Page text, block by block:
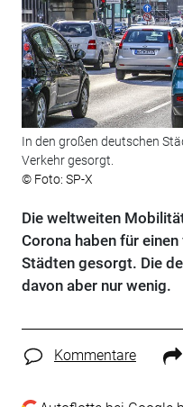
In den großen deutschen
Verkehr gesorgt.
© Foto: SP-X
Die weltweiten
Corona haben für
Städten gesorgt. Die
davon aber nur wenig.
Kommentare